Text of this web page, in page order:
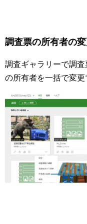
調査票の所有者の
調査ギャラリーで調査
の所有者を一括で変更